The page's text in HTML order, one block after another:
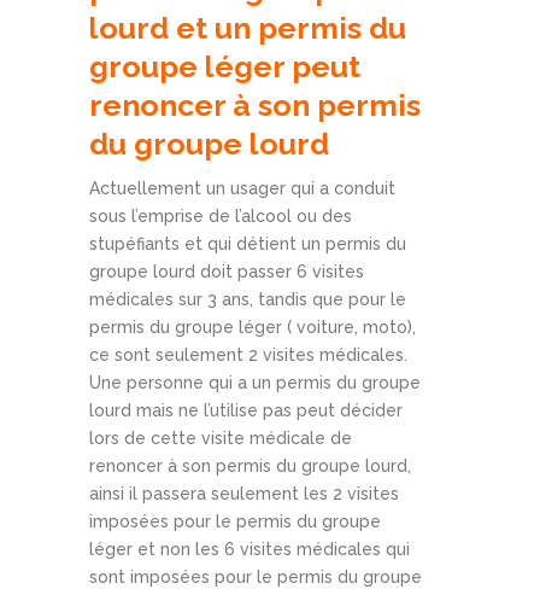
lourd et un permis du
groupe léger peut
renoncer à son permis
du groupe lourd
Actuellement un usager qui a conduit
sous l’emprise de l’alcool ou des
stupéfiants et qui détient un permis du
groupe lourd doit passer 6 visites
médicales sur 3 ans, tandis que pour le
permis du groupe léger ( voiture, moto),
ce sont seulement 2 visites médicales.
Une personne qui a un permis du groupe
lourd mais ne l’utilise pas peut décider
lors de cette visite médicale de
renoncer à son permis du groupe lourd,
ainsi il passera seulement les 2 visites
imposées pour le permis du groupe
léger et non les 6 visites médicales qui
sont imposées pour le permis du groupe